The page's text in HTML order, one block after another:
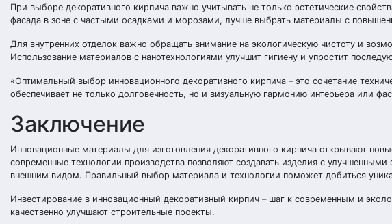
При выборе декоративного кирпича важно учитывать не только эстетические
фасада в зоне с частыми осадками и морозами, лучше выбрать материалы с
Для внутренних отделок важно обращать внимание на экологическую чистоту и
Использование материалов с нанотехнологиями улучшит гигиену и упростит
«Оптимальный выбор инновационного декоративного кирпича – это сочетание
обеспечивает не только долговечность, но и визуальную гармонию интерьера или
Заключение
Инновационные материалы для изготовления декоративного кирпича открывают
современные технологии производства позволяют создавать изделия с
внешним видом. Правильный выбор материала и технологии поможет добиться
Инвестирование в инновационный декоративный кирпич – шаг к современным и
качественно улучшают строительные проекты.